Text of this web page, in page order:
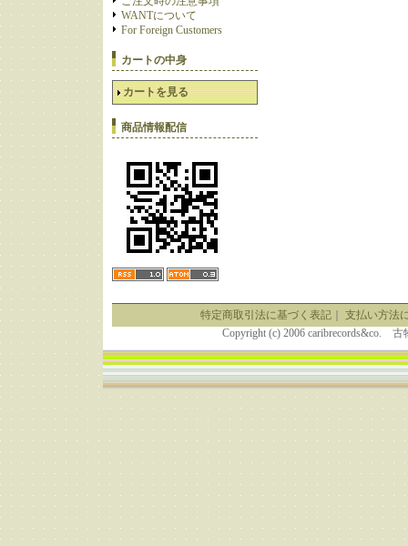
WANTについて
For Foreign Customers
カートの中身
カートを見る
商品情報配信
特定商取引法に基づく表記｜ 支払い方法
Copyright (c) 2006 caribrecords&co.